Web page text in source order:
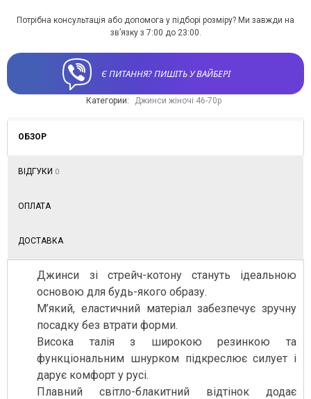
Потрібна консультація або допомога у підборі розміру? Ми завжди на
зв’язку з 7:00 до 23:00.
Є ПИТАННЯ? ПИШІТЬ У ВАЙБЕРІ
Категории: Джинси жіночі 46-70р
ОБЗОР
ОБЗОР
ВІДГУКИ 0
ОПЛАТА
ДОСТАВКА
Джинси зі стрейч-котону стануть ідеальною
основою для будь-якого образу.
М’який, еластичний матеріал забезпечує зручну
посадку без втрати форми.
Висока талія з широкою резинкою та
функціональним шнурком підкреслює силует і
дарує комфорт у русі.
Плавний світло-блакитний відтінок додає